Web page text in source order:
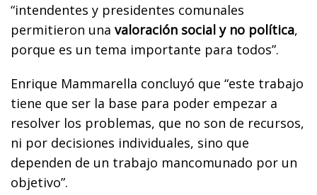
“intendentes y presidentes comunales
permitieron una valoración social y no política,
porque es un tema importante para todos”.
Enrique Mammarella concluyó que “este trabajo
tiene que ser la base para poder empezar a
resolver los problemas, que no son de recursos,
ni por decisiones individuales, sino que
dependen de un trabajo mancomunado por un
objetivo”.